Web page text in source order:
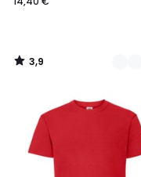
3,9
/